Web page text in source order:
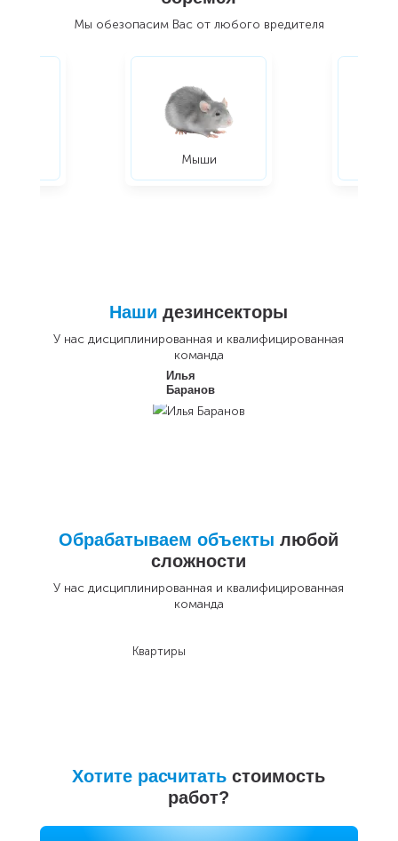
Мы обезопасим Вас от любого вредителя
Мыши
Наши дезинсекторы
У нас дисциплинированная и квалифицированная
команда
Илья
Баранов
Обрабатываем объекты любой
сложности
У нас дисциплинированная и квалифицированная
команда
Квартиры
Хотите расчитать стоимость
работ?